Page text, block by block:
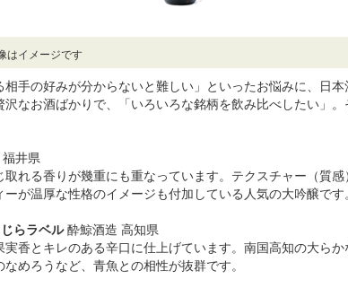
はイメージです
相手の好みが分からないと難しい」といったお悩みに、
沢なお酒ばかりで、「いろいろな銘柄を飲み比べしたい」。
井県
れる香りが幾重にも重なっています。テクスチャー（質
が温厚な性格のイメージも付加している人気の大吟醸です
らラベル酔鯨酒造 高知県
香とキレのある辛口に仕上げています。南国高知の大ら
めろうなど、青魚との相性が抜群です。